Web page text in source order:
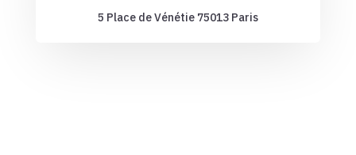
5 Place de Vénétie 75013 Paris